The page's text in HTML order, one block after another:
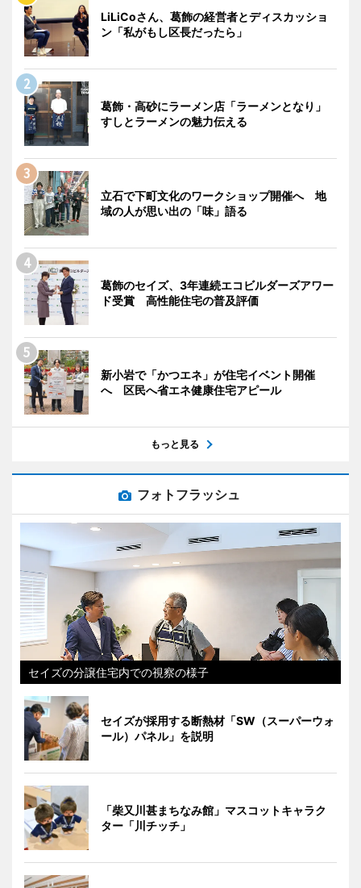
LiLiCoさん、葛飾の経営者とディスカッショ
ン「私がもし区長だったら」
葛飾・高砂にラーメン店「ラーメンとなり」
すしとラーメンの魅力伝える
立石で下町文化のワークショップ開催へ 地
域の人が思い出の「味」語る
葛飾のセイズ、3年連続エコビルダーズアワー
ド受賞 高性能住宅の普及評価
新小岩で「かつエネ」が住宅イベント開催
へ 区民へ省エネ健康住宅アピール
もっと見る
フォトフラッシュ
セイズの分譲住宅内での視察の様子
セイズが採用する断熱材「SW（スーパーウォ
ール）パネル」を説明
「柴又川甚まちなみ館」マスコットキャラク
ター「川チッチ」